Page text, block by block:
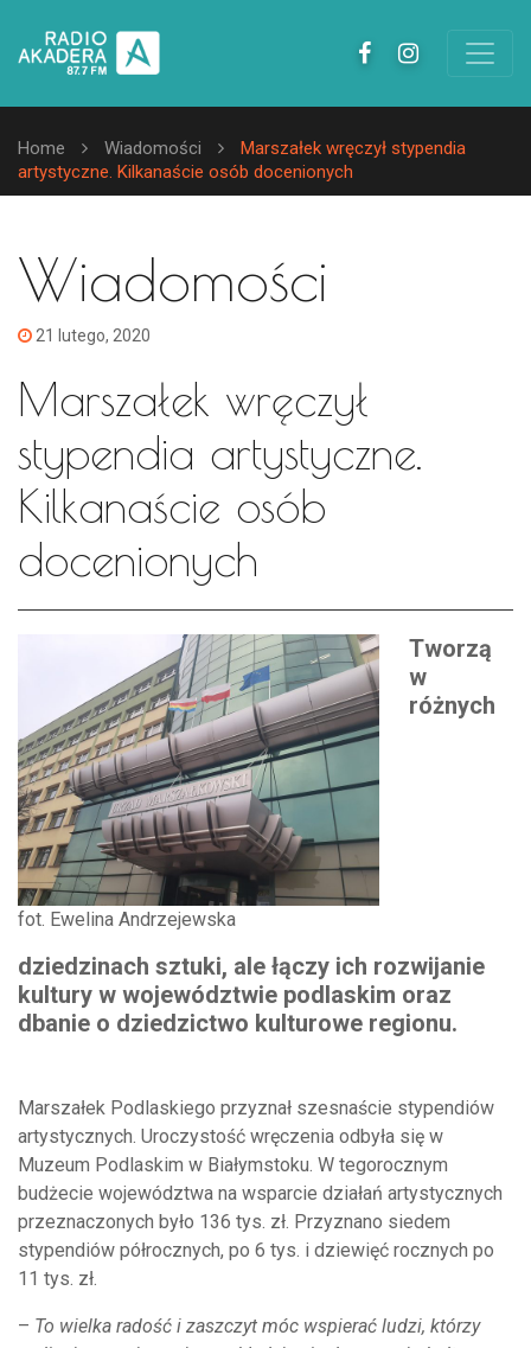
Home Wiadomości
Marszałek wręczył stypendia
artystyczne. Kilkanaście osób docenionych
Wiadomości
21 lutego, 2020
Marszałek wręczył
stypendia artystyczne.
Kilkanaście osób
docenionych
fot. Ewelina Andrzejewska
Tworzą
w
różnych
dziedzinach sztuki, ale łączy ich rozwijanie
kultury w województwie podlaskim oraz
dbanie o dziedzictwo kulturowe regionu.
Marszałek Podlaskiego przyznał szesnaście stypendiów
artystycznych. Uroczystość wręczenia odbyła się w
Muzeum Podlaskim w Białymstoku. W tegorocznym
budżecie województwa na wsparcie działań artystycznych
przeznaczonych było 136 tys. zł. Przyznano siedem
stypendiów półrocznych, po 6 tys. i dziewięć rocznych po
11 tys. zł.
– To wielka radość i zaszczyt móc wspierać ludzi, którzy